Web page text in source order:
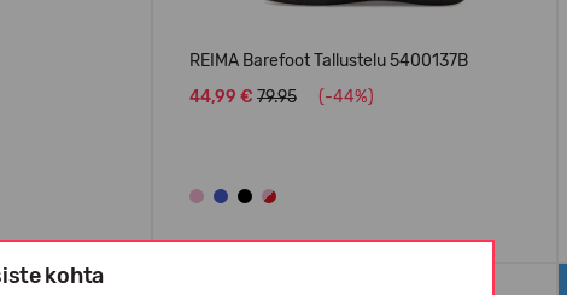
kohta
REIMA Barefoot Tallustelu 5400137B
44,99 € 79.95 (-44%)